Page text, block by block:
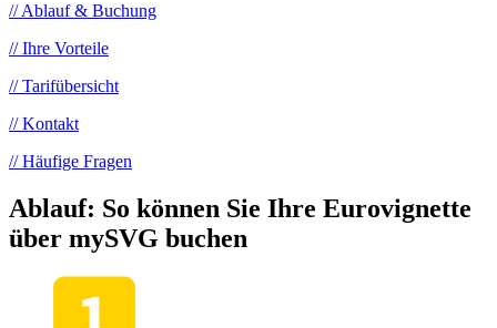
// Ablauf & Buchung
// Ihre Vorteile
// Tarifübersicht
// Kontakt
// Häufige Fragen
Ablauf: So können Sie Ihre Eurovignette
über mySVG buchen